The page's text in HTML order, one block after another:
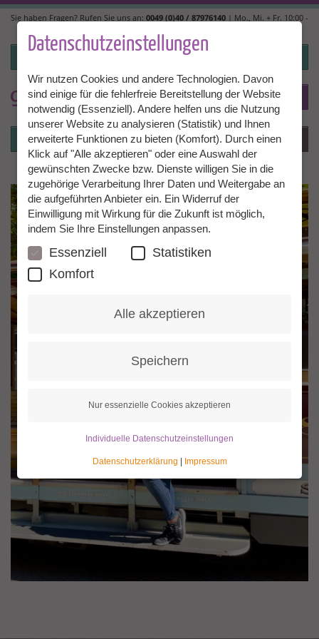
Direkt
zum
Inhalt
Sie haben Fragen? Rufen Sie uns an: 0049 (0)40 / 87976140 | Mo., Mi. + Fr. 10:00 -
DE
Login Menü
Datenschutzeinstellungen
Wir nutzen Cookies und andere Technologien. Davon
sind einige für die fehlerfreie Bereitstellung der Website
notwendig (Essenziell). Andere helfen uns die Nutzung
unserer Website zu analysieren (Statistik) und Ihnen
erweiterte Funktionen zu bieten (Komfort). Durch einen
Klick auf "Alle akzeptieren" oder eine Auswahl der
gewünschten Zwecke bzw. Dienste willigen Sie in die
zugehörige Verarbeitung Ihrer Daten und Weitergabe an
die aufgeführten Anbieter ein. Ein Widerruf der
Einwilligung mit Wirkung für die Zukunft ist möglich,
indem Sie Ihre Einstellungen anpassen.
Essenziell
Statistiken
Komfort
Alle akzeptieren
Speichern
Nur essenzielle Cookies akzeptieren
Individuelle Datenschutzeinstellungen
Datenschutzerklärung Impressum